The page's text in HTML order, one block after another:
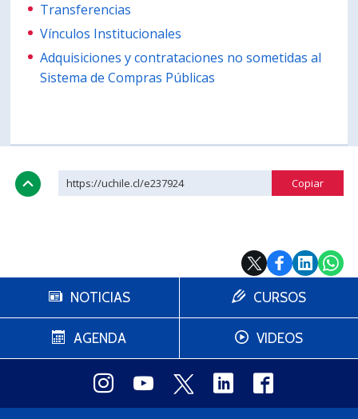
PUBLICACIONES
BIBLIOTECA
Estudiantes Egresados
Transferencias
Vínculos Institucionales
Adquisiciones y contrataciones no sometidas al
Sistema de Compras Públicas
https://uchile.cl/e237924
NOTICIAS
AGENDA
CURSOS
VIDEOS